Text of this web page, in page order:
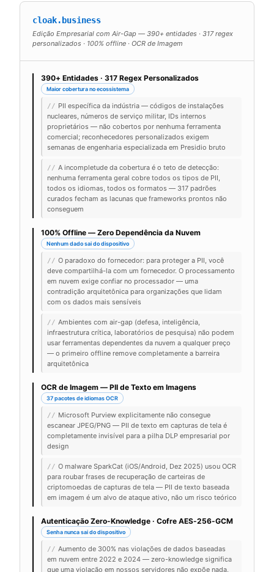
cloak.business
Edição Empresarial com Air-Gap — 390+ entidades · 317 regex
personalizados · 100% offline · OCR de Imagem
390+ Entidades · 317 Regex Personalizados
Maior cobertura no ecossistema
// PII específica da indústria — códigos de instalações
nucleares, números de serviço militar, IDs internos
proprietários — não cobertos por nenhuma ferramenta
comercial; reconhecedores personalizados exigem
semanas de engenharia especializada em Presidio bruto
// A incompletude da cobertura é o teto de detecção:
nenhuma ferramenta geral cobre todos os tipos de PII,
todos os idiomas, todos os formatos — 317 padrões
curados fecham as lacunas que frameworks prontos não
conseguem
100% Offline — Zero Dependência da Nuvem
Nenhum dado sai do dispositivo
// O paradoxo do fornecedor: para proteger a PII, você
deve compartilhá-la com um fornecedor. O processamento
em nuvem exige confiar no processador — uma
contradição arquitetônica para organizações que lidam
com os dados mais sensíveis
// Ambientes com air-gap (defesa, inteligência,
infraestrutura crítica, laboratórios de pesquisa) não podem
usar ferramentas dependentes da nuvem a qualquer preço
— o primeiro offline remove completamente a barreira
arquitetônica
OCR de Imagem — PII de Texto em Imagens
37 pacotes de idiomas OCR
// Microsoft Purview explicitamente não consegue
escanear JPEG/PNG — PII de texto em capturas de tela é
completamente invisível para a pilha DLP empresarial por
design
// O malware SparkCat (iOS/Android, Dez 2025) usou OCR
para roubar frases de recuperação de carteiras de
criptomoedas de capturas de tela — PII de texto baseada
em imagem é um alvo de ataque ativo, não um risco teórico
Autenticação Zero-Knowledge · Cofre AES-256-GCM
Senha nunca sai do dispositivo
// Aumento de 300% nas violações de dados baseadas
em nuvem entre 2022 e 2024 — zero-knowledge significa
que uma violação em nossos servidores não expõe nada,